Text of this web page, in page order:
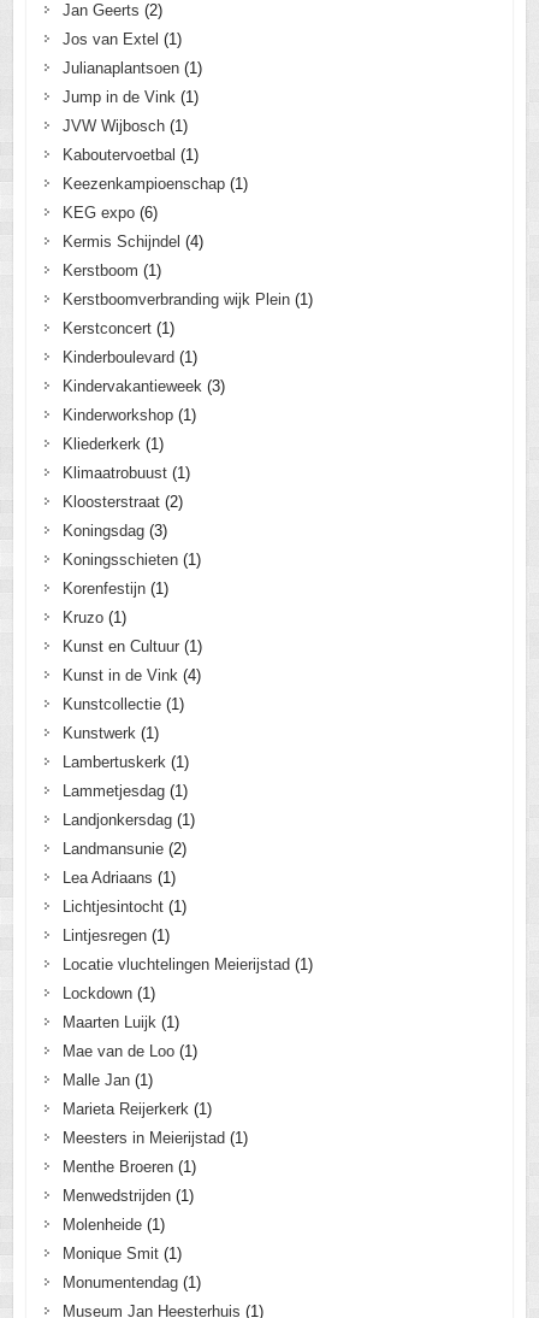
Jan Geerts (2)
Jos van Extel (1)
Julianaplantsoen(1)
Jump in de Vink(1)
JVW Wijbosch(1)
Kaboutervoetbal (1)
Keezenkampioenschap(1)
KEG expo(6)
Kermis Schijndel (4)
Kerstboom (1)
Kerstboomverbranding wijk Plein(1)
Kerstconcert(1)
Kinderboulevard (1)
Kindervakantieweek(3)
Kinderworkshop(1)
Kliederkerk(1)
Klimaatrobuust(1)
Kloosterstraat(2)
Koningsdag(3)
Koningsschieten(1)
Korenfestijn(1)
Kruzo(1)
Kunst en Cultuur(1)
Kunst in de Vink(4)
Kunstcollectie(1)
Kunstwerk(1)
Lambertuskerk(1)
Lammetjesdag(1)
Landjonkersdag(1)
Landmansunie(2)
Lea Adriaans (1)
Lichtjesintocht(1)
Lintjesregen(1)
Locatie vluchtelingen Meierijstad (1)
Lockdown(1)
Maarten Luijk(1)
Mae van de Loo(1)
Malle Jan(1)
Marieta Reijerkerk(1)
Meesters in Meierijstad (1)
Menthe Broeren(1)
Menwedstrijden(1)
Molenheide(1)
Monique Smit(1)
Monumentendag(1)
Museum Jan Heesterhuis (1)